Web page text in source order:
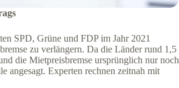
SPD, Grüne und FDP im Jahr 2021
zu verlängern. Da die Länder rund 1,5
die Mietpreisbremse ursprünglich nur noch
angesagt. Experten rechnen zeitnah mit